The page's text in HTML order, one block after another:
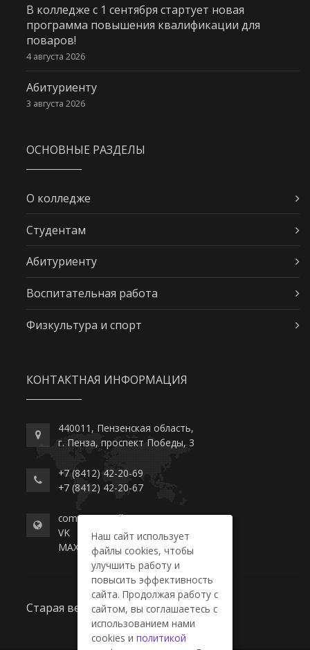
В колледже с 1 сентября стартует новая
программа повышения квалификации для
поваров!
4 августа 2026
Абитуриенту
3 августа 2026
ОСНОВНЫЕ РАЗДЕЛЫ
О колледже
Студентам
Абитуриенту
Воспитательная работа
Физкультура и спорт
КОНТАКТНАЯ ИНФОРМАЦИЯ
440011, Пензенская область,
г. Пенза, проспект Победы, 3
+7 (8412) 42-20-69
+7 (8412) 42-20-67
commerce-college.ru
VK
MAX
Старая версия сайта
Наш сайт использует
файлы cookies, чтобы
улучшить работу и
повысить эффективность
сайта. Продолжая работу с
сайтом, вы соглашаетесь с
использованием нами
cookies и политикой